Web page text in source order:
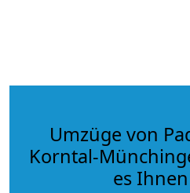
Umzüge von
Korntal-
es